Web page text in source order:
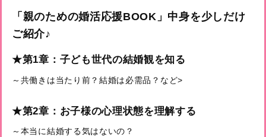
「親のための婚活応援BOOK」中身を少しだけ
ご紹介♪
★第1章：子ども世代の結婚観を知る
～共働きは当たり前？結婚は必需品？など>
★第2章：お子様の心理状態を理解する
～本当に結婚する気はないの？